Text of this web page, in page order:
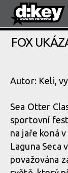
FOX
Autor: Keli,
Sea Otter
sportovní
na jaře koná
Laguna Seca
považována